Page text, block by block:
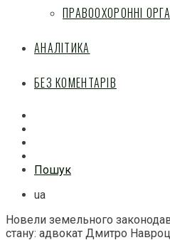
ПРАВООХОРОННІ
АНАЛІТИКА
БЕЗ КОМЕНТАРІВ
Пошук
ua
Новели земельного
стану: адвокат Дмитро